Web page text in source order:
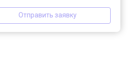
Отправить заявку